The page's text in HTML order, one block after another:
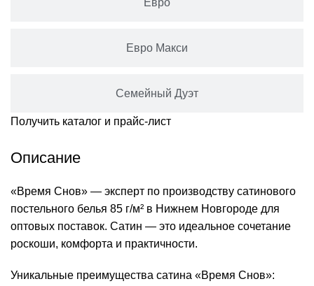
Евро
Евро Макси
Семейный Дуэт
Получить каталог и прайс-лист
Описание
«Время Снов» — эксперт по производству сатинового
постельного белья 85 г/м² в Нижнем Новгороде для
оптовых поставок. Сатин — это идеальное сочетание
роскоши, комфорта и практичности.
Уникальные преимущества сатина «Время Снов»: